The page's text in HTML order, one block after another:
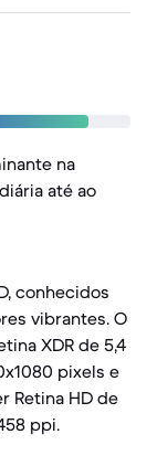
na
até ao
conhecidos
vibrantes. O
XDR de 5,4
pixels e
Retina HD de
ppi.